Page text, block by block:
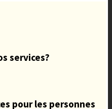
services?
pour les personnes